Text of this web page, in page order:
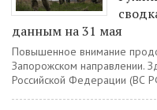
данным на 31 мая
Повышенное внимание
Запорожском направлении.
Российской Федерации (ВС